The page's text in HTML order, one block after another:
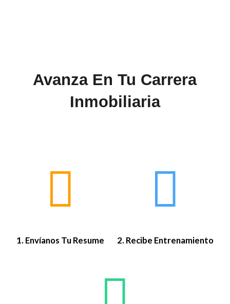
Avanza En Tu Carrera
Inmobiliaria
1. Envíanos Tu Resume 2. Recibe Entrenamiento